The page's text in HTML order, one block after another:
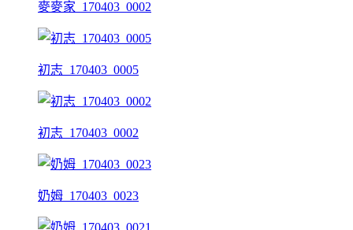
麥麥家_170403_0002
初志_170403_0005
初志_170403_0002
奶姆_170403_0023